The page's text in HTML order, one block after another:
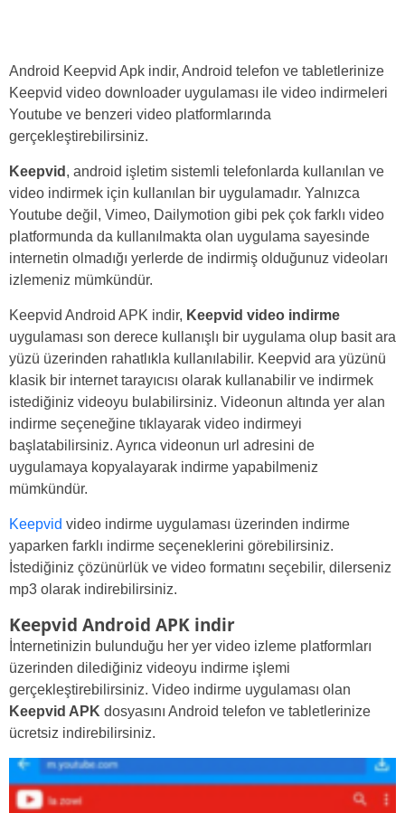
Android Keepvid Apk indir, Android telefon ve tabletlerinize
Keepvid video downloader uygulaması ile video indirmeleri
Youtube ve benzeri video platformlarında
gerçekleştirebilirsiniz.
Keepvid , android işletim sistemli telefonlarda kullanılan ve
video indirmek için kullanılan bir uygulamadır. Yalnızca
Youtube değil, Vimeo, Dailymotion gibi pek çok farklı video
platformunda da kullanılmakta olan uygulama sayesinde
internetin olmadığı yerlerde de indirmiş olduğunuz videoları
izlemeniz mümkündür.
Keepvid Android APK indir, Keepvid video indirme
uygulaması son derece kullanışlı bir uygulama olup basit ara
yüzü üzerinden rahatlıkla kullanılabilir. Keepvid ara yüzünü
klasik bir internet tarayıcısı olarak kullanabilir ve indirmek
istediğiniz videoyu bulabilirsiniz. Videonun altında yer alan
indirme seçeneğine tıklayarak video indirmeyi
başlatabilirsiniz. Ayrıca videonun url adresini de
uygulamaya kopyalayarak indirme yapabilmeniz
mümkündür.
Keepvid video indirme uygulaması üzerinden indirme
yaparken farklı indirme seçeneklerini görebilirsiniz.
İstediğiniz çözünürlük ve video formatını seçebilir, dilerseniz
mp3 olarak indirebilirsiniz.
Keepvid Android APK indir
İnternetinizin bulunduğu her yer video izleme platformları
üzerinden dilediğiniz videoyu indirme işlemi
gerçekleştirebilirsiniz. Video indirme uygulaması olan
Keepvid APK dosyasını Android telefon ve tabletlerinize
ücretsiz indirebilirsiniz.